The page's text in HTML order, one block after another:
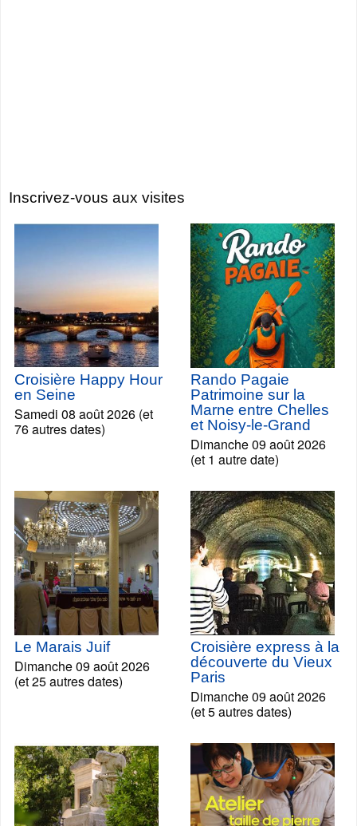
Inscrivez-vous aux visites
Croisière Happy Hour
en Seine
Samedi 08 août 2026 (et
76 autres dates)
Rando Pagaie
Patrimoine sur la
Marne entre Chelles
et Noisy-le-Grand
Dimanche 09 août 2026
(et 1 autre date)
Le Marais Juif
Dimanche 09 août 2026
(et 25 autres dates)
Croisière express à la
découverte du Vieux
Paris
Dimanche 09 août 2026
(et 5 autres dates)